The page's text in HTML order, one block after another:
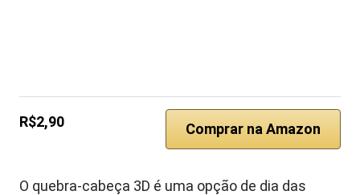
R$2,90 Comprar na Amazon
O quebra-cabeça 3D é uma opção de dia das